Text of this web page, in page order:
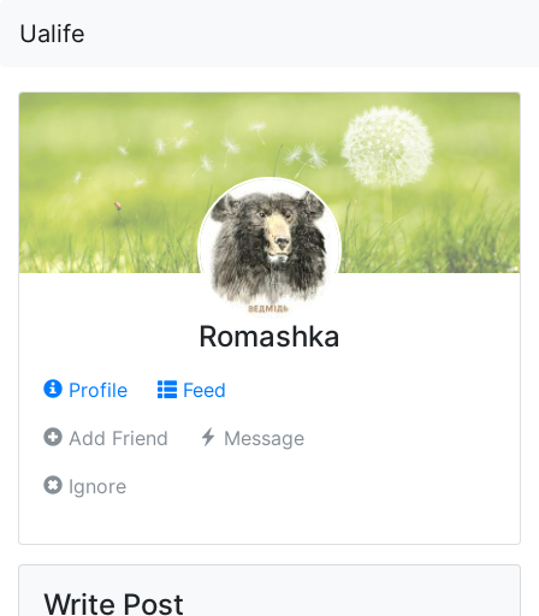
Ualife
Romashka
Profile
Feed
Add Friend
Message
Ignore
Write Post